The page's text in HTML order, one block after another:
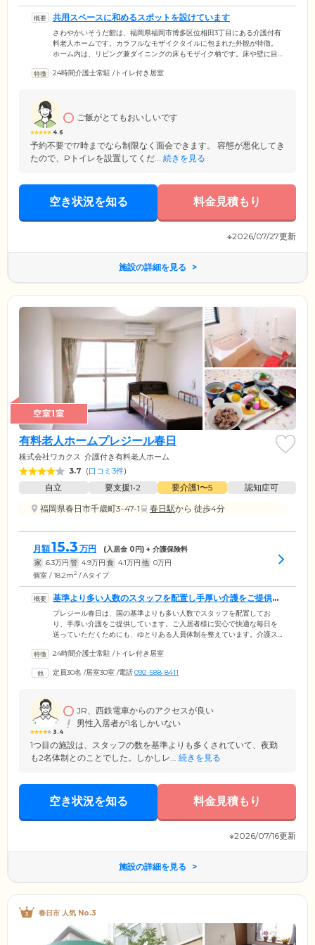
共用スペースに和めるスポットを設けています
さわやかいそうだ館は、福岡県福岡市博多区位相田3丁目にある介護付有
料老人ホームです。カラフルなモザイクタイルに包まれた外観が特徴。
ホーム内は、リビング兼ダイニングの床もモザイク柄です。床や壁に目
ては、ソファとテーブルを置いた談話スペースをご用意。エントランス
ペースでお使いいただけます。
24時間介護士常駐 /トイレ付き居室
4.6
ご飯がとてもおいしいです
予約不要で17時までなら制限なく面会できます。 容態が悪化してき
たので、Pトイレを設置してくだ... 続きを見る
空き状況を知る 料金見積もり
※2026/07/27更新
施設の詳細を見る
空室1室
有料老人ホームプレジール春日
株式会社ワカクス 介護付き有料老人ホーム
3.7 (口コミ3件)
自立 要支援1•2 要介護1〜5
認知症可
福岡県春日市千歳町3-47-1
春日駅から 徒歩4分
月額15.3 万円 (入居金 0円) + 介護保険料
家 6.3万円 管 4.9万円 食 4.1万円 他 0万円
個室 / 18.2m2 / Aタイプ
基準より多い人数のスタッフを配置し手厚い介護をご提供い
たします
プレジール春日は、国の基準よりも多い人数でスタッフを配置してお
り、手厚い介護をご提供しています。ご入居者様に安心で快適な毎日を
送っていただくためにも、ゆとりある人員体制を整えています。介護ス
師は日中常駐し、健康相談や服薬管理、機能訓練を行うほか、夜間でも
院が、定期的な往診を実施。ご入居者様の健康管理はお任せください。
します。
24時間介護士常駐 /トイレ付き居室
定員30名 /居室30室 /電話092-588-8411
3.4
JR、西鉄電車からのアクセスが良い
男性入居者が1名しかいない
1つ目の施設は、スタッフの数を基準よりも多くされていて、夜勤
も2名体制とのことでした。しかしレ... 続きを見る
空き状況を知る 料金見積もり
※2026/07/16更新
施設の詳細を見る
春日市 人気 No.3